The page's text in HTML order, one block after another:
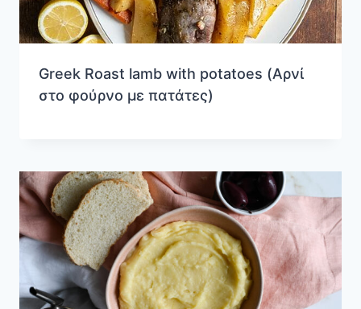
Greek Roast lamb with potatoes (Αρνί
στο φούρνο με πατάτες)